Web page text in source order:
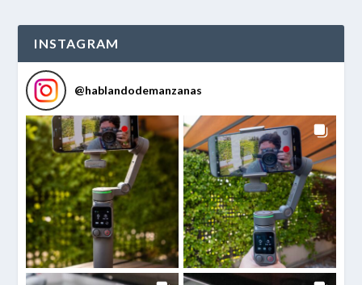
INSTAGRAM
@hablandodemanzanas